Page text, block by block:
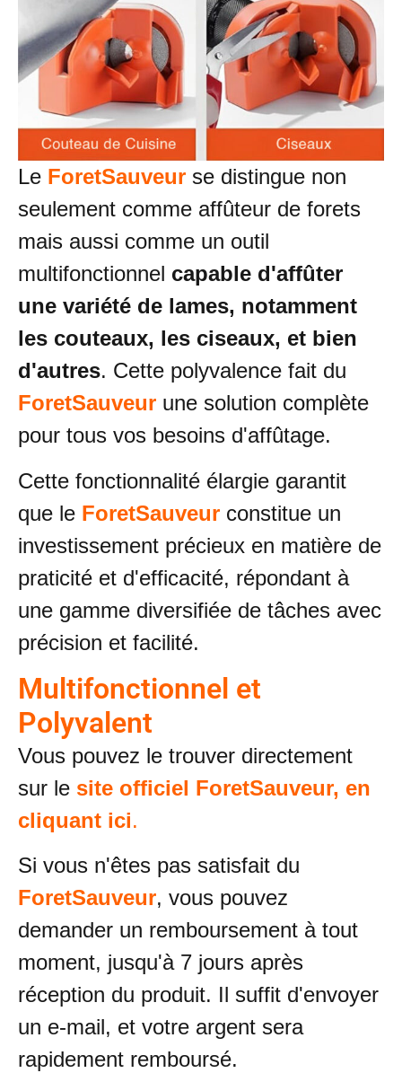
Le ForetSauveur se distingue non
seulement comme affûteur de forets
mais aussi comme un outil
multifonctionnel capable d'affûter
une variété de lames, notamment
les couteaux, les ciseaux, et bien
d'autres. Cette polyvalence fait du
ForetSauveur une solution complète
pour tous vos besoins d'affûtage.
Cette fonctionnalité élargie garantit
que le ForetSauveur constitue un
investissement précieux en matière de
praticité et d'efficacité, répondant à
une gamme diversifiée de tâches avec
précision et facilité.
Multifonctionnel et
Polyvalent
Vous pouvez le trouver directement
sur le site officiel ForetSauveur, en
cliquant ici.
Si vous n'êtes pas satisfait du
ForetSauveur, vous pouvez
demander un remboursement à tout
moment, jusqu'à 7 jours après
réception du produit. Il suffit d'envoyer
un e-mail, et votre argent sera
rapidement remboursé.